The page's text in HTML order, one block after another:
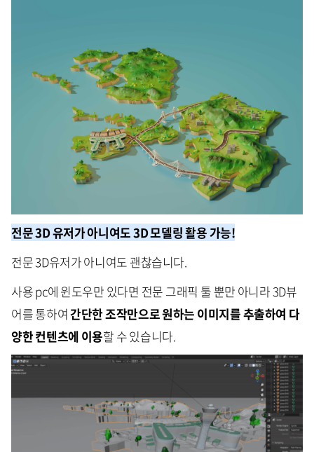
전문 3D 유저가 아니여도 3D 모델링 활용 가능!
전문 3D유저가 아니여도 괜찮습니다.
사용 pc에 윈도우만 있다면 전문 그래픽 툴 뿐만 아니라 3D뷰
어를 통하여간단한 조작만으로 원하는 이미지를 추출하여 다
양한 컨텐츠에 이용할 수 있습니다.